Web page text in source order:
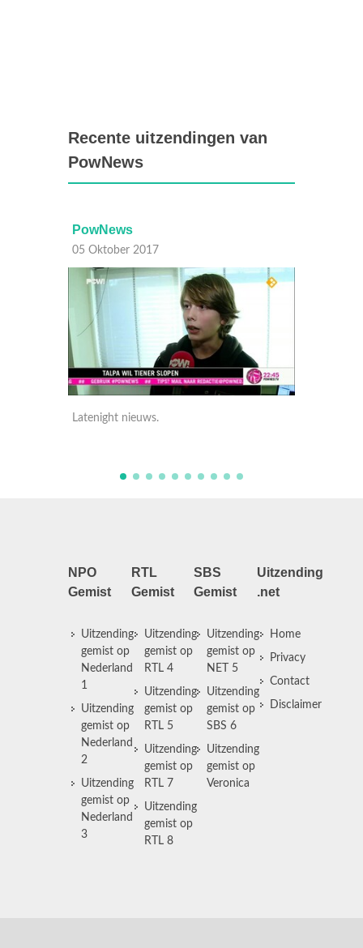
Recente uitzendingen van
PowNews
PowNews
05 Oktober 2017
NPO
Gemist
Uitzending
gemist op
Nederland
1
Uitzending
gemist op
Nederland
2
Uitzending
gemist op
Nederland
3
RTL
Gemist
Uitzending
gemist op
RTL 4
Uitzending
gemist op
RTL 5
Uitzending
gemist op
RTL 7
Uitzending
gemist op
RTL 8
SBS
Gemist
Uitzending
gemist op
NET 5
Uitzending
gemist op
SBS 6
Uitzending
gemist op
Veronica
Uitzending
.net
Home
Privacy
Contact
Disclaimer